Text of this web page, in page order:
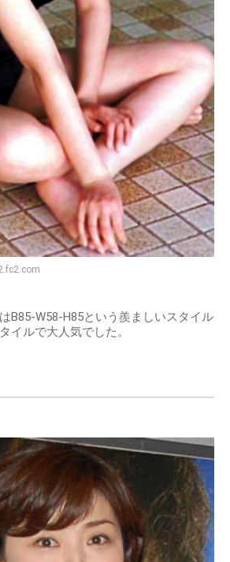
B85-W58-H85という羨ましいスタイル
イルで大人気でした。